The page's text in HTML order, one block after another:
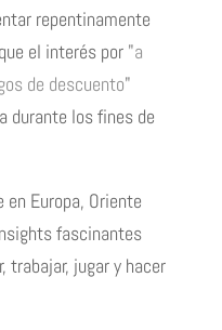
repentinamente
el interés por "a
de descuento"
durante los fines de
en Europa, Oriente
fascinantes
trabajar, jugar y hacer